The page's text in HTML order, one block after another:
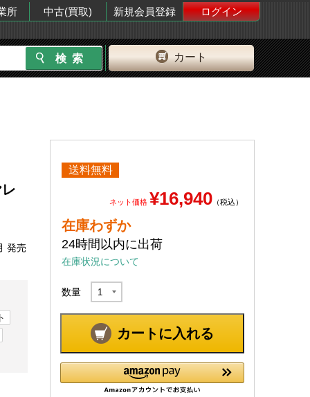
所 中古(買取) 新規会員登録
ログイン
カート
発売
送料無料
ネット価格 ¥16,940 （税込）
在庫わずか
24時間以内に出荷
在庫状況について
数量
カートに入れる